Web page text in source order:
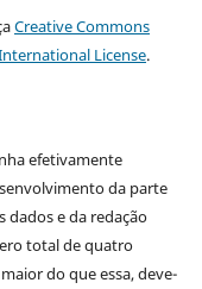
Creative Commons
License.
efetivamente
da parte
dados e da redação
total de quatro
do que essa, deve-